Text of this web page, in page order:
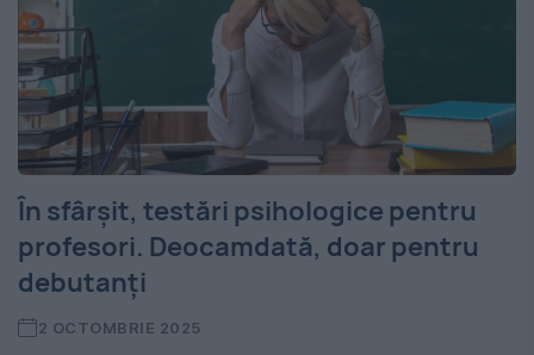
În sfârșit, testări psihologice pentru
profesori. Deocamdată, doar pentru
debutanți
2 OCTOMBRIE 2025